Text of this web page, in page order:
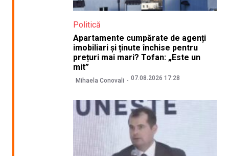
Politică
Apartamente cumpărate de agenți
imobiliari și ținute închise pentru
prețuri mai mari? Tofan: „Este un
mit”
Mihaela Conovali 07.08.2026 17:28